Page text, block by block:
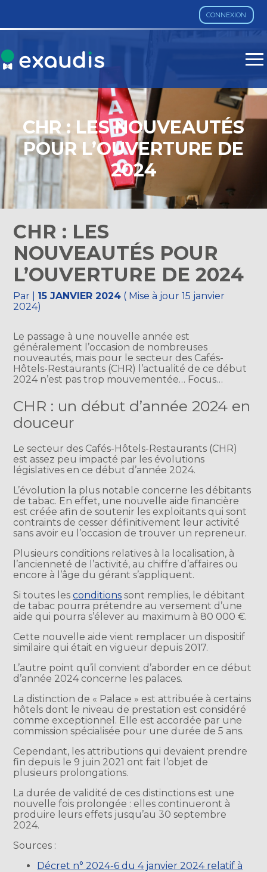
CONNEXION
Aller
CHR : LES NOUVEAUTÉS
POUR L’OUVERTURE DE
2024
CHR : LES
NOUVEAUTÉS POUR
L’OUVERTURE DE 2024
Par 15 JANVIER 2024 ( Mise à jour 15 janvier
2024)
Le passage à une nouvelle année est
généralement l’occasion de nombreuses
nouveautés, mais pour le secteur des Cafés-
Hôtels-Restaurants (CHR) l’actualité de ce début
2024 n’est pas trop mouvementée… Focus…
CHR : un début d’année 2024 en
douceur
Le secteur des Cafés-Hôtels-Restaurants (CHR)
est assez peu impacté par les évolutions
législatives en ce début d’année 2024.
L’évolution la plus notable concerne les débitants
de tabac. En effet, une nouvelle aide financière
est créée afin de soutenir les exploitants qui sont
contraints de cesser définitivement leur activité
sans avoir eu l’occasion de trouver un repreneur.
Plusieurs conditions relatives à la localisation, à
l’ancienneté de l’activité, au chiffre d’affaires ou
encore à l’âge du gérant s’appliquent.
Si toutes lesconditions sont remplies, le débitant
de tabac pourra prétendre au versement d’une
aide qui pourra s’élever au maximum à 80 000 €.
Cette nouvelle aide vient remplacer un dispositif
similaire qui était en vigueur depuis 2017.
L’autre point qu’il convient d’aborder en ce début
d’année 2024 concerne les palaces.
La distinction de « Palace » est attribuée à certains
hôtels dont le niveau de prestation est considéré
comme exceptionnel. Elle est accordée par une
commission spécialisée pour une durée de 5 ans.
Cependant, les attributions qui devaient prendre
fin depuis le 9 juin 2021 ont fait l’objet de
plusieurs prolongations.
La durée de validité de ces distinctions est une
nouvelle fois prolongée : elles continueront à
produire leurs effets jusqu’au 30 septembre
2024.
Sources :
Décret n° 2024-6 du 4 janvier 2024 relatif à